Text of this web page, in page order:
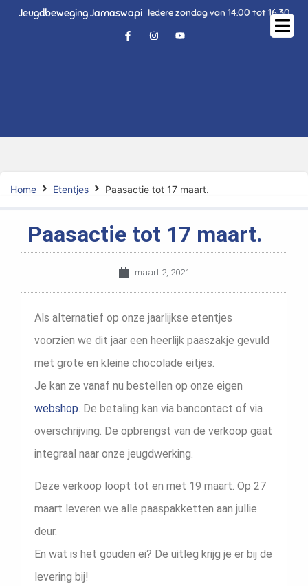
Jeugdbeweging Jamaswapi Iedere zondag van 14:00 tot 16:30
Home Etentjes Paasactie tot 17 maart.
Paasactie tot 17 maart.
maart 2, 2021
Als alternatief op onze jaarlijkse etentjes
voorzien we dit jaar een heerlijk paaszakje gevuld
met grote en kleine chocolade eitjes.
Je kan ze vanaf nu bestellen op onze eigen
webshop. De betaling kan via bancontact of via
overschrijving. De opbrengst van de verkoop gaat
integraal naar onze jeugdwerking.
Deze verkoop loopt tot en met 19 maart. Op 27
maart leveren we alle paaspakketten aan jullie
deur.
En wat is het gouden ei? De uitleg krijg je er bij de
levering bij!